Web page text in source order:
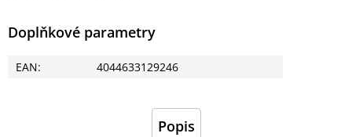
Doplňkové parametry
EAN: 4044633129246
Popis